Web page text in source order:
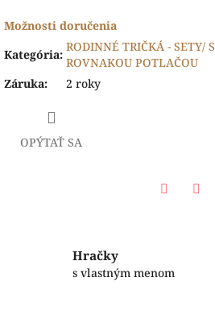
Možnosti doručenia
Kategória:
RODINNÉ TRIČKÁ - SETY/
ROVNAKOU POTLAČOU
Záruka: 2 roky
OPÝTAŤ SA
Hračky
s vlastným menom